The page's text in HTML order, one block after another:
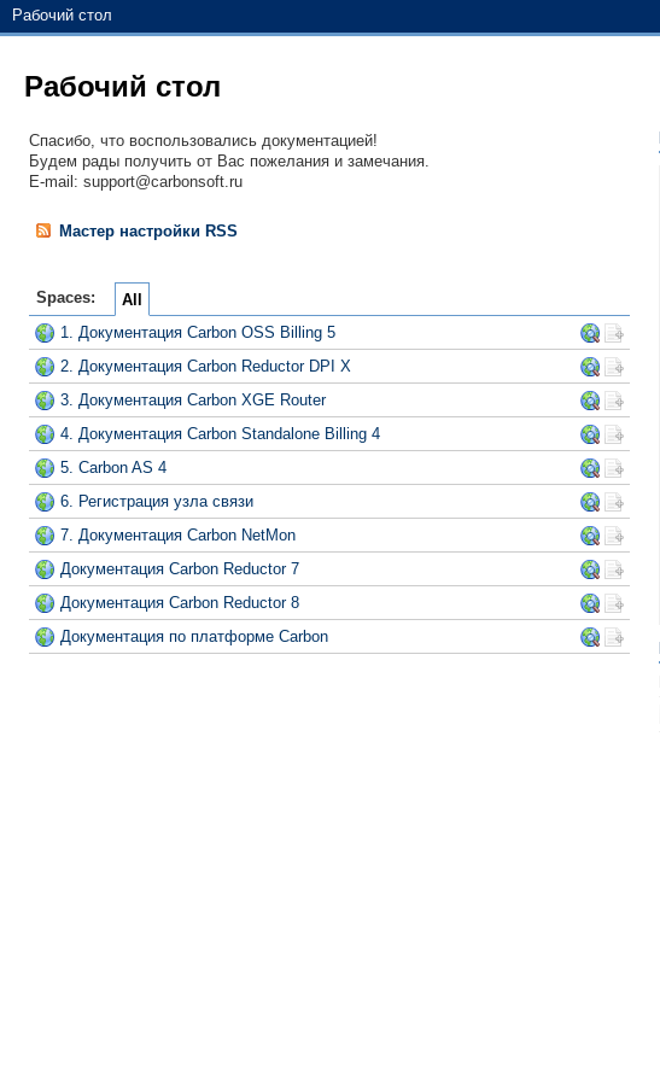
Рабочий стол
Рабочий стол
Спасибо, что воспользовались документацией!
Будем рады получить от Вас пожелания и замечания.
E-mail: support@carbonsoft.ru
Мастер настройки RSS
Spaces:
All
1. Документация Carbon OSS Billing 5
2. Документация Carbon Reductor DPI X
3. Документация Carbon XGE Router
4. Документация Carbon Standalone Billing 4
5. Carbon AS 4
6. Регистрация узла связи
7. Документация Carbon NetMon
Документация Carbon Reductor 7
Документация Carbon Reductor 8
Документация по платформе Carbon